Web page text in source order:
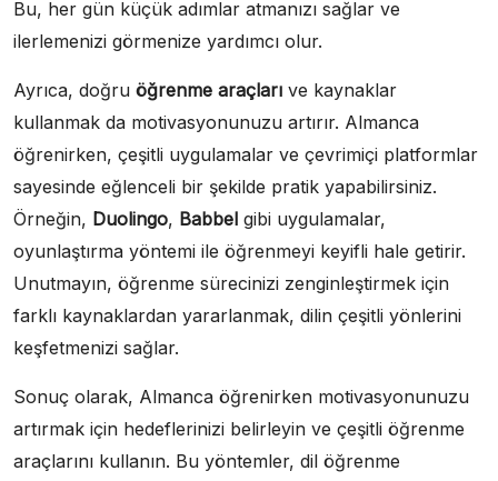
Bu, her gün küçük adımlar atmanızı sağlar ve
ilerlemenizi görmenize yardımcı olur.
Ayrıca, doğru öğrenme araçları ve kaynaklar
kullanmak da motivasyonunuzu artırır. Almanca
öğrenirken, çeşitli uygulamalar ve çevrimiçi platformlar
sayesinde eğlenceli bir şekilde pratik yapabilirsiniz.
Örneğin, Duolingo, Babbel gibi uygulamalar,
oyunlaştırma yöntemi ile öğrenmeyi keyifli hale getirir.
Unutmayın, öğrenme sürecinizi zenginleştirmek için
farklı kaynaklardan yararlanmak, dilin çeşitli yönlerini
keşfetmenizi sağlar.
Sonuç olarak, Almanca öğrenirken motivasyonunuzu
artırmak için hedeflerinizi belirleyin ve çeşitli öğrenme
araçlarını kullanın. Bu yöntemler, dil öğrenme